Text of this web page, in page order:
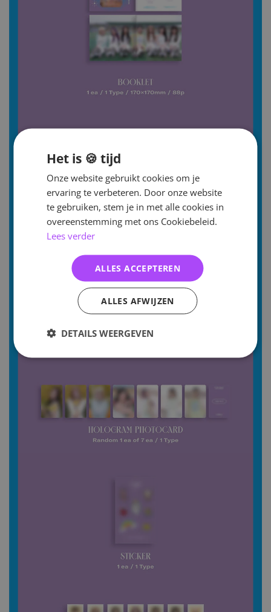
Het is 🍪 tijd
Onze website gebruikt cookies om je
ervaring te verbeteren. Door onze website
te gebruiken, stem je in met alle cookies in
overeenstemming met ons Cookiebeleid.
Lees verder
ALLES ACCEPTEREN
ALLES AFWIJZEN
DETAILS WEERGEVEN